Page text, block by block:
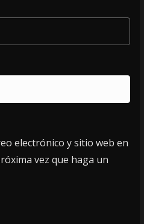
electrónico y sitio web en
vez que haga un